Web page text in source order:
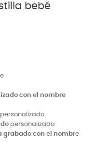
bebé
con el nombre
personalizado
personalizado
grabado con el nombre